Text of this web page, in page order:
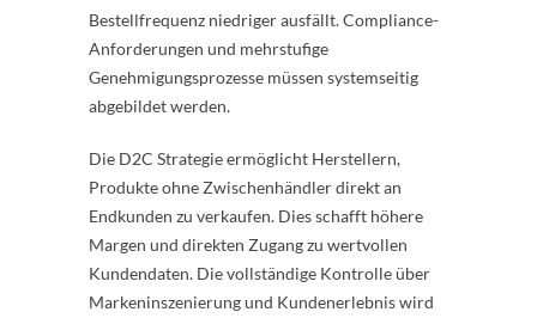
Bestellfrequenz niedriger ausfällt. Compliance-
Anforderungen und mehrstufige
Genehmigungsprozesse müssen systemseitig
abgebildet werden.
Die D2C Strategie ermöglicht Herstellern,
Produkte ohne Zwischenhändler direkt an
Endkunden zu verkaufen. Dies schafft höhere
Margen und direkten Zugang zu wertvollen
Kundendaten. Die vollständige Kontrolle über
Markeninszenierung und Kundenerlebnis wird